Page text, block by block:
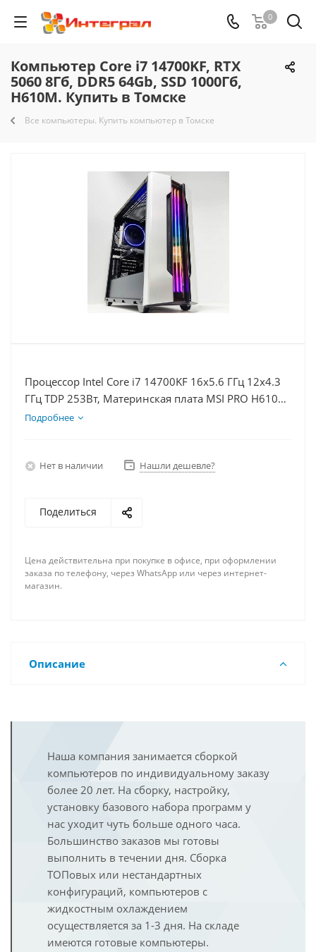
0
Компьютер Core i7 14700KF, RTX
5060 8Гб, DDR5 64Gb, SSD 1000Гб,
H610M. Купить в Томске
Все компьютеры. Купить компьютер в Томске
Процессор Intel Core i7 14700KF 16x5.6 ГГц 12x4.3
ГГц TDP 253Вт, Материнская плата MSI PRO H610M-
E D5, Видеокарта RTX 5060 8Гб, Память
Подробнее
Нет в наличии Нашли дешевле?
Поделиться
Цена действительна при покупке в офисе, при оформлении
заказа по телефону, через WhatsApp или через интернет-
магазин.
Описание
Наша компания занимается сборкой
компьютеров по индивидуальному заказу
более 20 лет. На сборку, настройку,
установку базового набора программ у
нас уходит чуть больше одного часа.
Большинство заказов мы готовы
выполнить в течении дня. Сборка
ТОПовых или нестандартных
конфигураций, компьютеров с
жидкостным охлаждением
осуществляется за 1-3 дня. На складе
имеются готовые компьютеры.